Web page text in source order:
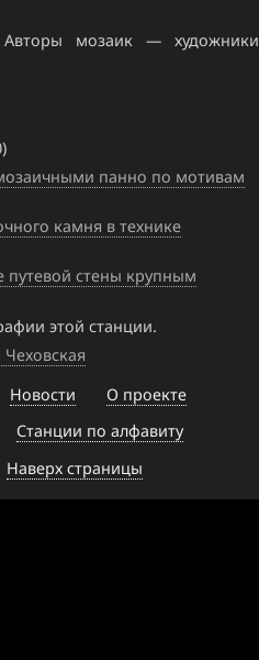
Авторы мозаик — художники
панно по мотивам
камня в технике
стены крупным
этой станции.
Новости
О проекте
Станции по алфавиту
Наверх страницы